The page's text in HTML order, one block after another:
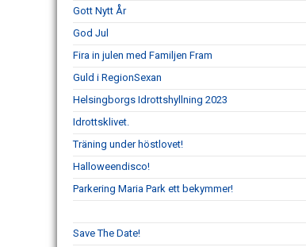
Gott Nytt År
God Jul
Fira in julen med Familjen Fram
Guld i RegionSexan
Helsingborgs Idrottshyllning 2023
Idrottsklivet.
Träning under höstlovet!
Halloweendisco!
Parkering Maria Park ett bekymmer!
Save The Date!